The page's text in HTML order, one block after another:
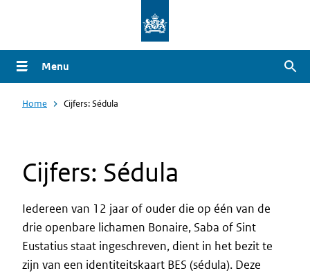
naar
de
gaan
Menu
Home Cijfers: Sédula
Cijfers: Sédula
Iedereen van 12 jaar of ouder die op één van de
drie openbare lichamen Bonaire, Saba of Sint
Eustatius staat ingeschreven, dient in het bezit te
zijn van een identiteitskaart BES (sédula). Deze